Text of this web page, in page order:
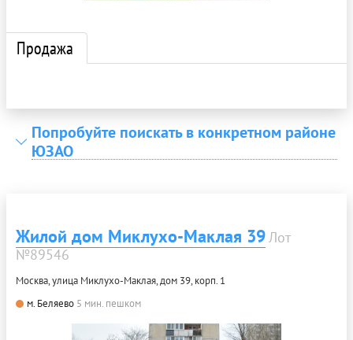
Продажа
Попробуйте поискать в конкретном районе
ЮЗАО
Жилой дом Миклухо-Маклая 39Лот
№89546
Москва, улица Миклухо-Маклая, дом 39, корп. 1
м. Беляево 5 мин. пешком